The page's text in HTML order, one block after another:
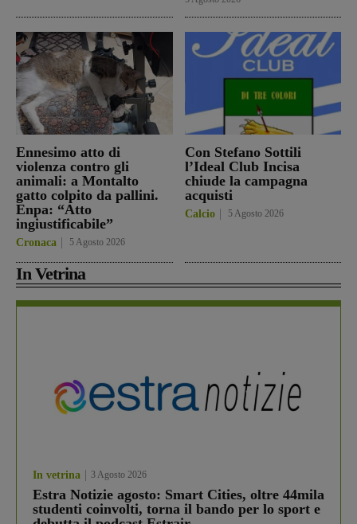
Ennesimo atto di
violenza contro gli
animali: a Montalto
gatto colpito da pallini.
Enpa: “Atto
ingiustificabile”
Cronaca 5 Agosto 2026
Con Stefano Sottili
l’Ideal Club Incisa
chiude la campagna
acquisti
Calcio 5 Agosto 2026
In Vetrina
In vetrina 3 Agosto 2026
Estra Notizie agosto: Smart Cities, oltre 44mila
studenti coinvolti, torna il bando per lo sport e